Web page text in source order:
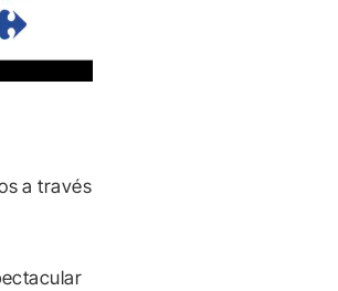
a través